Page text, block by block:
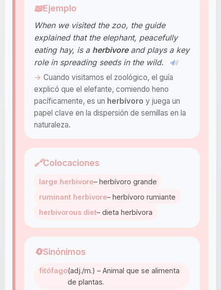
📖Ejemplo
When we visited the zoo, the guide
explained that the elephant, peacefully
eating hay, is a herbivoreand plays a key
role in spreading seeds in the wild.
🔊
Cuando visitamos el zoológico, el guía
explicó que el elefante, comiendo heno
pacíficamente, es un herbívoro y juega un
papel clave en la dispersión de semillas en la
naturaleza.
🔗Colocaciones
large herbivore– herbívoro grande
ruminant herbivore– herbívoro rumiante
herbivorous diet– dieta herbívora
🔄Sinónimos
fitófago(adj./m.) – Animal que se alimenta
de plantas.